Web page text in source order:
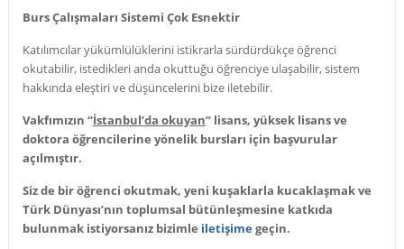
Burs Çalışmaları Sistemi Çok Esnektir
Katılımcılar yükümlülüklerini istikrarla sürdürdükçe öğrenci
okutabilir, istedikleri anda okuttuğu öğrenciye ulaşabilir, sistem
hakkında eleştiri ve düşüncelerini bize iletebilir.
Vakfımızın “İstanbul’da okuyan” lisans, yüksek lisans ve
doktora öğrencilerine yönelik bursları için başvurular
açılmıştır.
Siz de bir öğrenci okutmak, yeni kuşaklarla kucaklaşmak ve
Türk Dünyası’nın toplumsal bütünleşmesine katkıda
bulunmak istiyorsanız bizimle iletişimegeçin.